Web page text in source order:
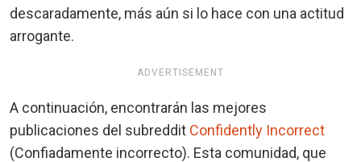
descaradamente, más aún si lo hace con una actitud
arrogante.
ADVERTISEMENT
A continuación, encontrarán las mejores
publicaciones del subreddit Confidently Incorrect
(Confiadamente incorrecto). Esta comunidad, que